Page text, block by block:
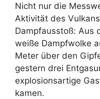
Nicht nur die
Aktivität des
Dampfausstoß: Aus
weiße Dampfwolke
Meter über den
gestern drei
explosionsartige
kamen.